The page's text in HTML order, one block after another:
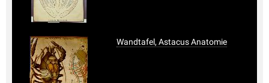
Wandtafel, Astacus Anatomie